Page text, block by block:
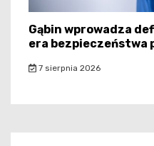
Gąbin wprowadza
era bezpieczeństwa
7 sierpnia 2026